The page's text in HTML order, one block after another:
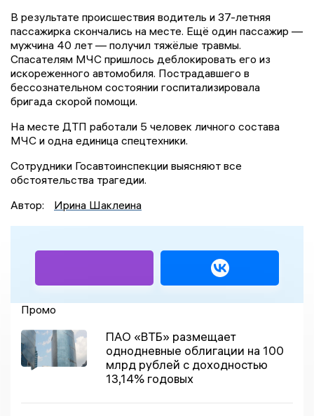
В результате происшествия водитель и 37-летняя
пассажирка скончались на месте. Ещё один пассажир —
мужчина 40 лет — получил тяжёлые травмы.
Спасателям МЧС пришлось деблокировать его из
искореженного автомобиля. Пострадавшего в
бессознательном состоянии госпитализировала
бригада скорой помощи.
На месте ДТП работали 5 человек личного состава
МЧС и одна единица спецтехники.
Сотрудники Госавтоинспекции выясняют все
обстоятельства трагедии.
Автор:
Ирина Шаклеина
Промо
ПАО «ВТБ» размещает
однодневные облигации на 100
млрд рублей с доходностью
13,14% годовых